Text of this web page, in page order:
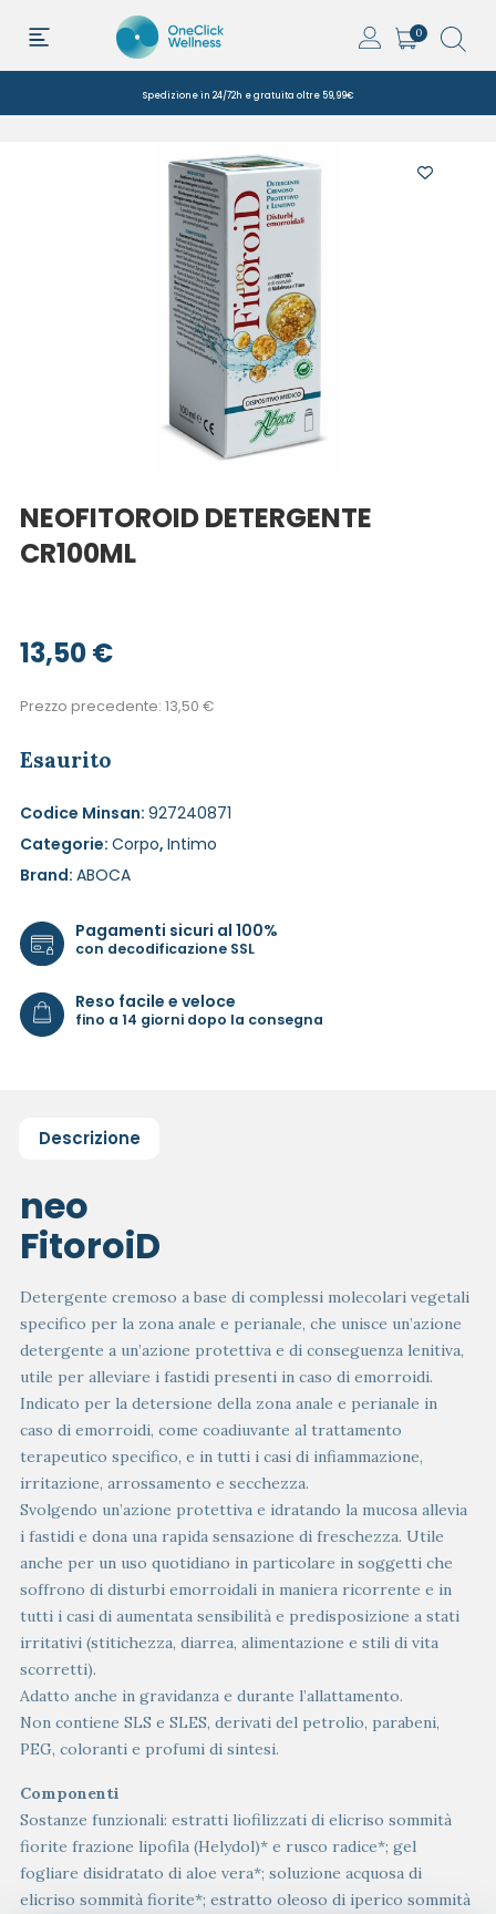
0
Spedizione in 24/72h e gratuita oltre 59,99€
NEOFITOROID DETERGENTE
CR100ML
13,50€
Prezzo precedente: 13,50 €
Esaurito
Codice Minsan: 927240871
Categorie: Corpo, Intimo
Brand: ABOCA
Pagamenti sicuri al 100%
con decodificazione SSL
Reso facile e veloce
fino a 14 giorni dopo la consegna
Descrizione
neo
FitoroiD
Detergente cremoso a base di complessi molecolari vegetali
specifico per la zona anale e perianale, che unisce un’azione
detergente a un’azione protettiva e di conseguenza lenitiva,
utile per alleviare i fastidi presenti in caso di emorroidi.
Indicato per la detersione della zona anale e perianale in
caso di emorroidi, come coadiuvante al trattamento
terapeutico specifico, e in tutti i casi di infiammazione,
irritazione, arrossamento e secchezza.
Svolgendo un’azione protettiva e idratando la mucosa allevia
i fastidi e dona una rapida sensazione di freschezza. Utile
anche per un uso quotidiano in particolare in soggetti che
soffrono di disturbi emorroidali in maniera ricorrente e in
tutti i casi di aumentata sensibilità e predisposizione a stati
irritativi (stitichezza, diarrea, alimentazione e stili di vita
scorretti).
Adatto anche in gravidanza e durante l’allattamento.
Non contiene SLS e SLES, derivati del petrolio, parabeni,
PEG, coloranti e profumi di sintesi.
Componenti
Sostanze funzionali: estratti liofilizzati di elicriso sommità
fiorite frazione lipofila (Helydol)* e rusco radice*; gel
fogliare disidratato di aloe vera*; soluzione acquosa di
elicriso sommità fiorite*; estratto oleoso di iperico sommità